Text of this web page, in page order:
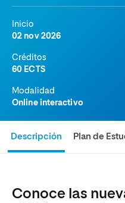
Inicio
02 nov 2026
Créditos
60 ECTS
Modalidad
Online interactivo
Descripción Plan de
Conoce las